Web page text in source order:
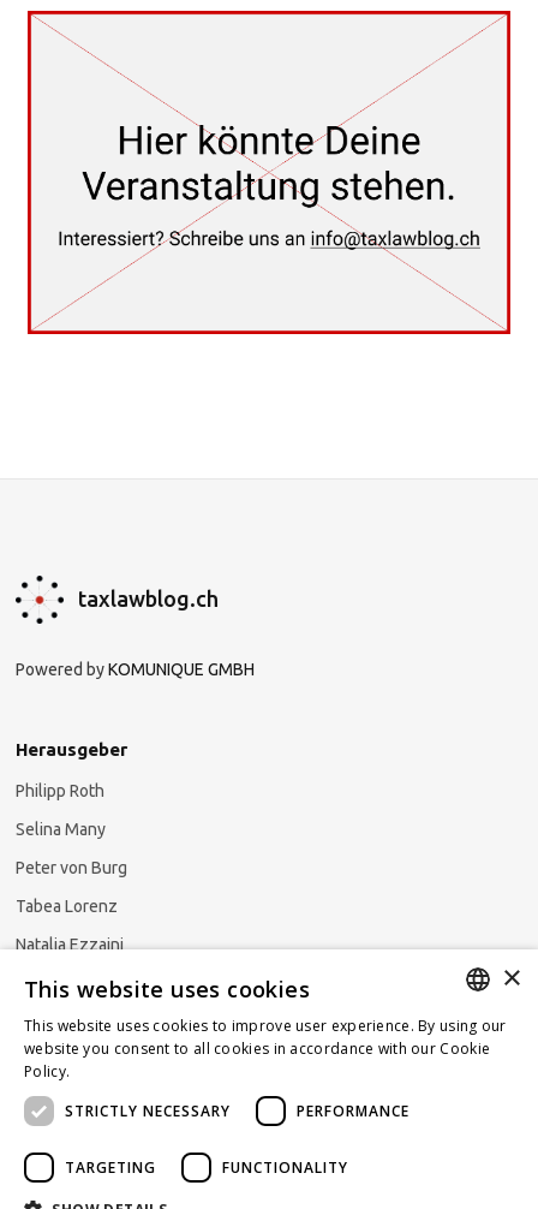
taxlawblog.ch
Powered byKOMUNIQUE GMBH
Herausgeber
Philipp Roth
Selina Many
Peter von Burg
Tabea Lorenz
Natalja Ezzaini
Newsletter abonnieren
GERMAN
×
This website uses cookies
This website uses cookies to improve user experience. By using our
website you consent to all cookies in accordance with our Cookie
Policy.
STRICTLY NECESSARY
PERFORMANCE
TARGETING FUNCTIONALITY